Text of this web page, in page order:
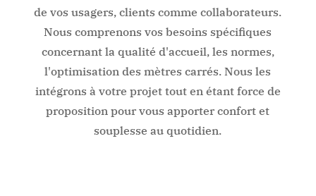
de vos usagers, clients comme collaborateurs.
Nous comprenons vos besoins spécifiques
concernant la qualité d'accueil, les normes,
l'optimisation des mètres carrés. Nous les
intégrons à votre projet tout en étant force de
proposition pour vous apporter confort et
souplesse au quotidien.